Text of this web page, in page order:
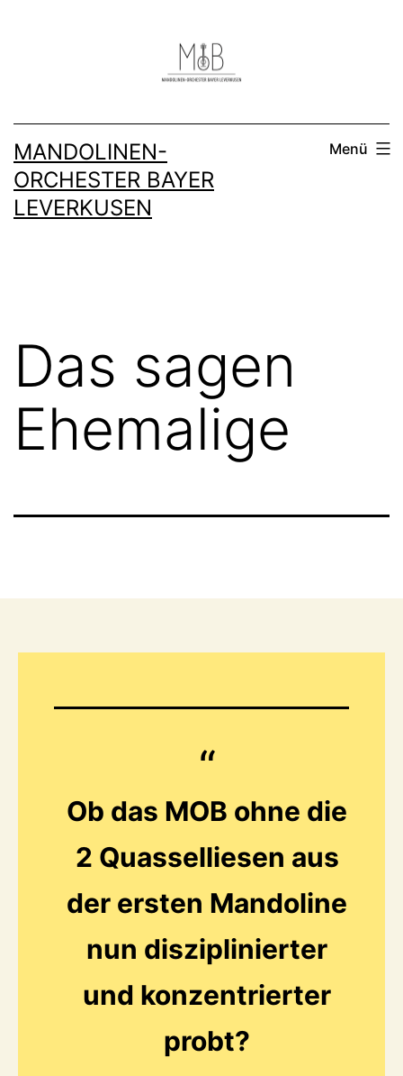
MANDOLINEN-
ORCHESTER BAYER
LEVERKUSEN
Menü
Das sagen
Ehemalige
Ob das MOB ohne die
2 Quasselliesen aus
der ersten Mandoline
nun disziplinierter
und konzentrierter
probt?